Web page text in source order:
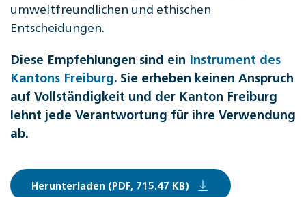
umweltfreundlichen und ethischen
Entscheidungen.
Diese Empfehlungen sind ein Instrument des
Kantons Freiburg. Sie erheben keinen Anspruch
auf Vollständigkeit und der Kanton Freiburg
lehnt jede Verantwortung für ihre Verwendung
ab.
Herunterladen (PDF, 715.47 KB)